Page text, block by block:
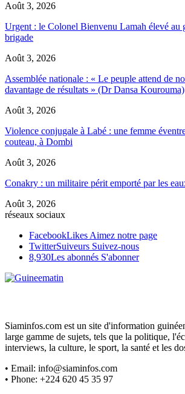
Août 3, 2026
Urgent : le Colonel Bienvenu Lamah élevé au
brigade
Août 3, 2026
Assemblée nationale : « Le peuple attend de
davantage de résultats » (Dr Dansa Kourouma)
Août 3, 2026
Violence conjugale à Labé : une femme
couteau, à Dombi
Août 3, 2026
Conakry : un militaire périt emporté par les
Août 3, 2026
réseaux sociaux
FacebookLikesAimez notre page
TwitterSuiveurs Suivez-nous
8,930Les abonnés S'abonner
Siaminfos.com est un site d'information
large gamme de sujets, tels que la politique,
interviews, la culture, le sport, la santé et les
• Email: info@siaminfos.com
• Phone: +224 620 45 35 97